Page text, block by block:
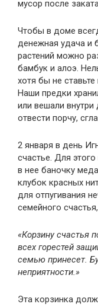
мусор после
Чтобы в доме
денежная удача и
растений можно
бамбук и алоэ.
хотя бы не ставьте
Наши предки
или вешали
отвести порчу,
2 января в день
счастье. Для
в нее баночку
клубок красных
для отпугивания
семейного
«Корзину счастья
всех горестей
семью принесет.
неприятности.»
Эта корзинка